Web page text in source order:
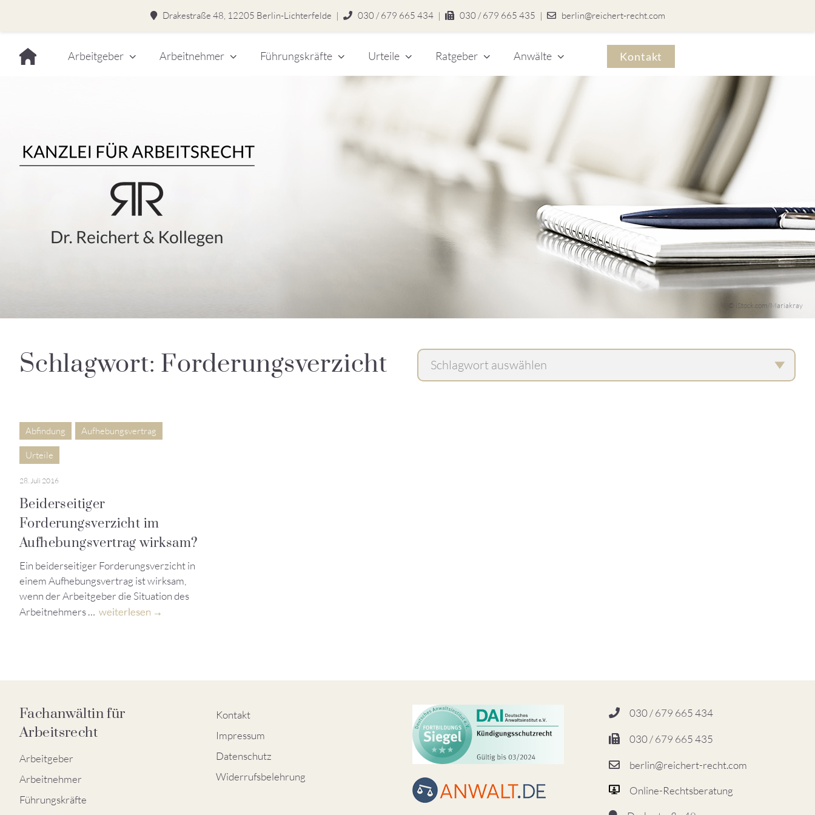
Drakestraße 48, 12205 Berlin-Lichterfelde | 030 / 679 665 434 | 030 / 679 665 435 | berlin@reichert-recht.com
Arbeitgeber Arbeitnehmer Führungskräfte Urteile Ratgeber Anwälte Kontakt
Dr.
Reichert
© iStock.com/Mariakray
Schlagwort: Forderungsverzicht
Abfindung Aufhebungsvertrag
Urteile
28. Juli 2016
Beiderseitiger
Forderungsverzicht im
Aufhebungsvertrag wirksam?
Ein beiderseitiger Forderungsverzicht in
einem Aufhebungsvertrag ist wirksam,
wenn der Arbeitgeber die Situation des
Arbeitnehmers … weiterlesen
Fachanwältin für
Arbeitsrecht
Arbeitgeber
Arbeitnehmer
Führungskräfte
Kontakt
Impressum
Datenschutz
Widerrufsbelehrung
030 / 679 665 434
030 / 679 665 435
berlin@reichert-recht.com
Online-Rechtsberatung